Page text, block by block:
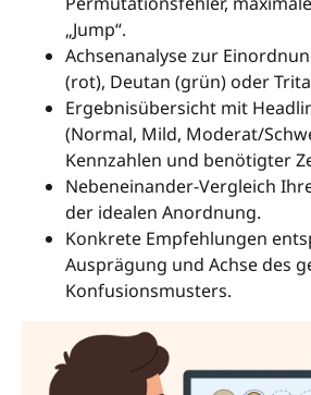
„Jump“.
Achsenanalyse zur
(rot), Deutan (grün) oder
Ergebnisübersicht mit
(Normal, Mild, Moderat/
Kennzahlen und benötigter
Nebeneinander-Vergleich
der idealen Anordnung.
Konkrete Empfehlungen
Ausprägung und Achse des
Konfusionsmusters.